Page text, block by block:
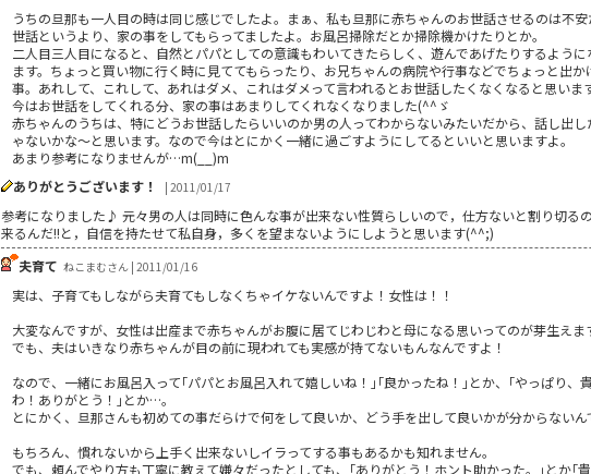
うちの旦那も一人目の時は同じ感じでしたよ。まぁ、私も旦那に赤ちゃんのお世話させるのは不
世話というより、家の事をしてもらってましたよ。お風呂掃除だとか掃除機かけたりとか。
二人目三人目になると、自然とパパとしての意識もわいてきたらしく、遊んであげたりするよう
ます。ちょっと買い物に行く時に見ててもらったり、お兄ちゃんの病院や行事などでちょっと出
事。あれして、これして、あれはダメ、これはダメって言われるとお世話したくなくなると思いま
今はお世話をしてくれる分、家の事はあまりしてくれなくなりました(^^ゞ
赤ちゃんのうちは、特にどうお世話したらいいのか男の人ってわからないみたいだから、話し出
ゃないかな～と思います。なので今はとにかく一緒に過ごすようにしてるといいと思いますよ。
あまり参考になりませんが…m(__)m
ありがとうございます！
| 2011/01/17
参考になりました♪ 元々男の人は同時に色んな事が出来ない性質らしいので，仕方ないと割り切る
来るんだ!!と，自信を持たせて私自身，多くを望まないようにしようと思います(^^;)
夫育て ねこまむさん | 2011/01/16
実は、子育てもしながら夫育てもしなくちゃイケないんですよ！女性は！！
大変なんですが、女性は出産まで赤ちゃんがお腹に居てじわじわと母になる思いってのが芽生えま
でも、夫はいきなり赤ちゃんが目の前に現われても実感が持てないもんなんですよ！
なので、一緒にお風呂入って｢パパとお風呂入れて嬉しいね！｣｢良かったね！｣とか、｢やっぱり
わ！ありがとう！｣とか…。
とにかく、旦那さんも初めての事だらけで何をして良いか、どう手を出して良いかが分からないん
もちろん、慣れないから上手く出来ないしイラってする事もあるかも知れません。
でも、頼んでやり方も丁寧に教えて嫌々だったとしても、｢ありがとう！ホント助かった。｣とか